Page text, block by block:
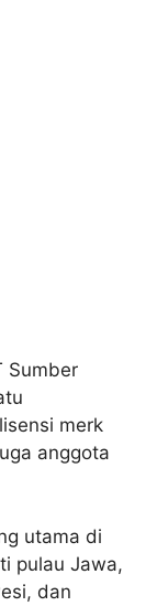
Sumber
merk
anggota
utama di
pulau Jawa,
dan